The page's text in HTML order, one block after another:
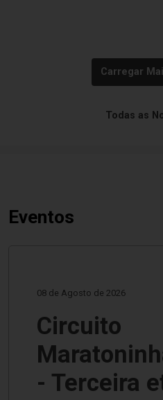
Carregar
Todas as
Eventos
08 de Agosto de 2026
Circuito
- Terceira